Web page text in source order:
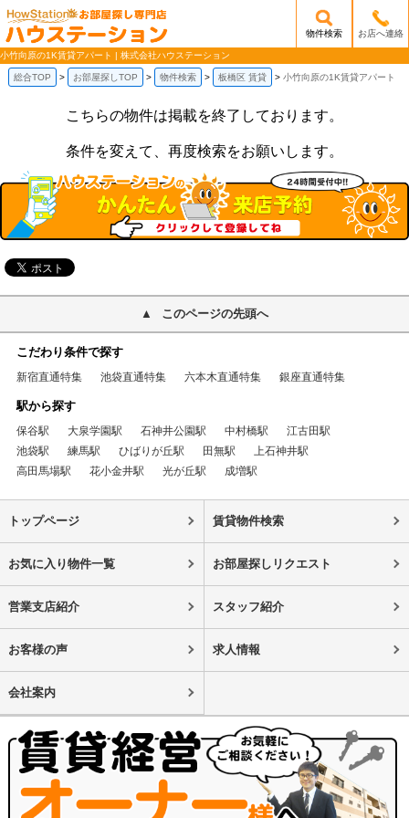
/mobile_img/head-logo.png
物件検索 お店へ連絡
小竹向原の1K賃貸アパート | 株式会社ハウステーション
総合TOP お部屋探しTOP 物件検索 板橋区 賃貸 小竹向原の1K賃貸アパート
こちらの物件は掲載を終了しております。
条件を変えて、再度検索をお願いします。
このページの先頭へ
こだわり条件で探す
新宿直通特集 池袋直通特集 六本木直通特集 銀座直通特集
駅から探す
保谷駅 大泉学園駅 石神井公園駅 中村橋駅
江古田駅
池袋駅
練馬駅 ひばりが丘駅 田無駅
上石神井駅
高田馬場駅
花小金井駅 光が丘駅 成増駅
トップページ 賃貸物件検索
お気に入り物件一覧 お部屋探しリクエスト
営業支店紹介 スタッフ紹介
お客様の声 求人情報
会社案内